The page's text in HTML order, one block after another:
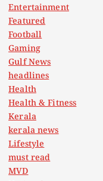
Entertainment
Featured
Football
Gaming
Gulf News
headlines
Health
Health & Fitness
Kerala
kerala news
Lifestyle
must read
MVD